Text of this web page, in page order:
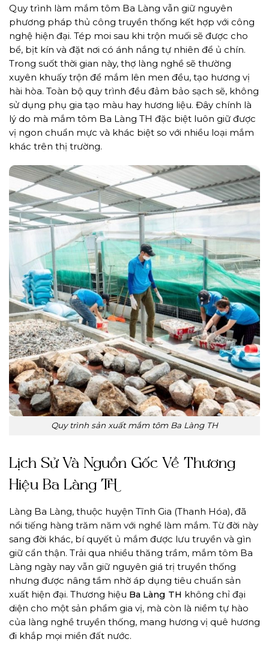
Quy trình làm mắm tôm Ba Làng vẫn giữ nguyên
phương pháp thủ công truyền thống kết hợp với công
nghệ hiện đại. Tép moi sau khi trộn muối sẽ được cho
bể, bịt kín và đặt nơi có ánh nắng tự nhiên để ủ chín.
Trong suốt thời gian này, thợ làng nghề sẽ thường
xuyên khuấy trộn để mắm lên men đều, tạo hương vị
hài hòa. Toàn bộ quy trình đều đảm bảo sạch sẽ, không
sử dụng phụ gia tạo màu hay hương liệu. Đây chính là
lý do mà mắm tôm Ba Làng TH đặc biệt luôn giữ được
vị ngon chuẩn mực và khác biệt so với nhiều loại mắm
khác trên thị trường.
Quy trình sản xuất mắm tôm Ba Làng TH
Lịch Sử Và Nguồn Gốc Về Thương
Hiệu Ba Làng TH
Làng Ba Làng, thuộc huyện Tĩnh Gia (Thanh Hóa), đã
nổi tiếng hàng trăm năm với nghề làm mắm. Từ đời này
sang đời khác, bí quyết ủ mắm được lưu truyền và gìn
giữ cẩn thận. Trải qua nhiều thăng trầm, mắm tôm Ba
Làng ngày nay vẫn giữ nguyên giá trị truyền thống
nhưng được nâng tầm nhờ áp dụng tiêu chuẩn sản
xuất hiện đại. Thương hiệu Ba Làng TH không chỉ đại
diện cho một sản phẩm gia vị, mà còn là niềm tự hào
của làng nghề truyền thống, mang hương vị quê hương
đi khắp mọi miền đất nước.